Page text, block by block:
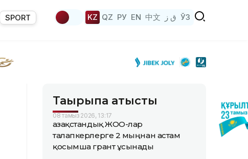
SPORT KZ QZ РУ EN 中文 ق ز ЎЗ
Тақырыпқа қатысты
08 тамыз 2026, 13:17
Қазақстандық ЖОО-лар
талапкерлерге 2 мыңнан астам
қосымша грант ұсынады